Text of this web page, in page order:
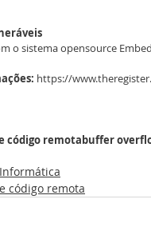
o sistema opensource
https://
código remotabuffer
código remota